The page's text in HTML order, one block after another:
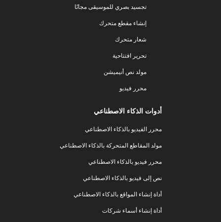
تجسيد بصري للموسيقى مجانًا
إنشاء مقطع متحرك
شعار متحرك
تحرير افتتاحية
مولد نص أنيميشن
محرر فيديو
أدوات الذكاء الاصطناعي
محرر الفيديو بالذكاء الاصطناعي
مولد المقاطع المتحركة بالذكاء الاصطناعي
محرر فيديو بالذكاء الاصطناعي
نص إلى فيديو بالذكاء الاصطناعي
أداة إنشاء المواقع بالذكاء الاصطناعي
أداة إنشاء أسماء شركات